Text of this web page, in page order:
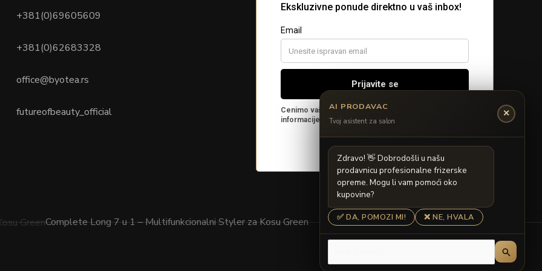
+381(0)69605609
+381(0)62683328
office@byotea.rs
futureofbeauty_official
Complete Long 7 u 1 – Multifunkcionalni Styler za Kosu Green
AI PRODAVAC
Tvoj asistent za salon
✕
Zdravo! Dobrodošli u našu
prodavnicu profesionalne frizerske
opreme. Mogu li vam pomoći oko
kupovine?
✅ DA, POMOZI MI! ❌ NE, HVALA